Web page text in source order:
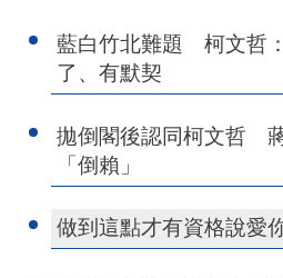
藍白竹北難題 柯文哲
了、有默契
拋倒閣後認同柯文哲
「倒賴」
做到這點才有資格說愛